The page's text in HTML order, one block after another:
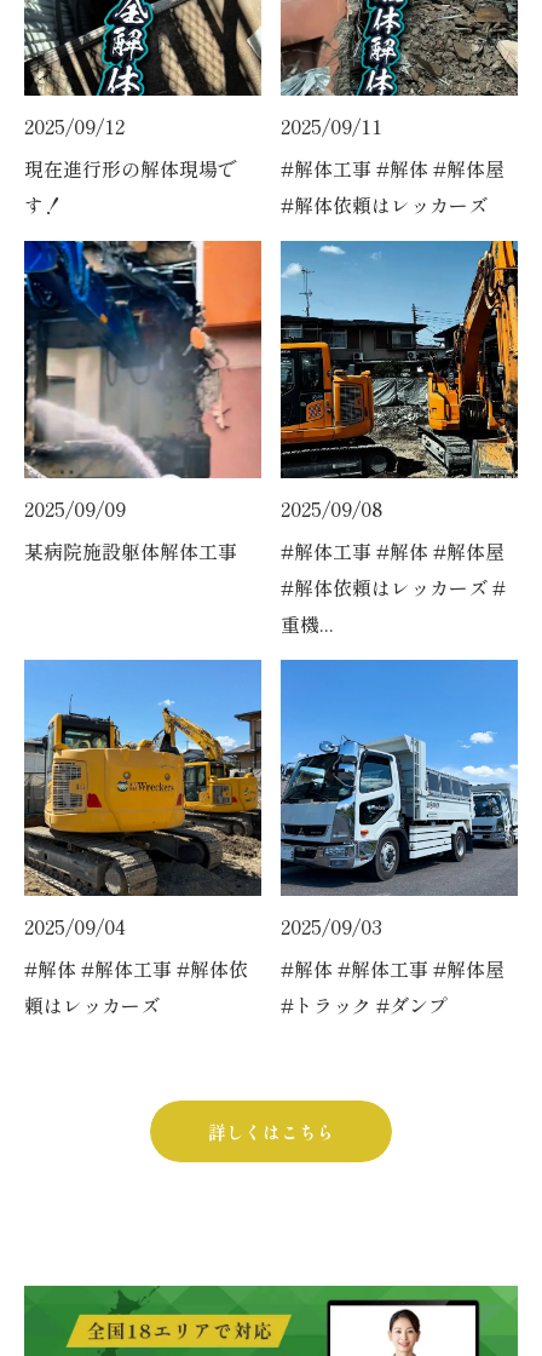
2025/09/12
現在進行形の解体現場で
す！
2025/09/11
#解体工事 #解体 #解体屋
#解体依頼はレッカーズ
2025/09/09
某病院施設躯体解体工事
2025/09/08
#解体工事 #解体 #解体屋
#解体依頼はレッカーズ #
重機...
2025/09/04
#解体 #解体工事 #解体依
頼はレッカーズ
2025/09/03
#解体 #解体工事 #解体屋
#トラック #ダンプ
詳しくはこちら